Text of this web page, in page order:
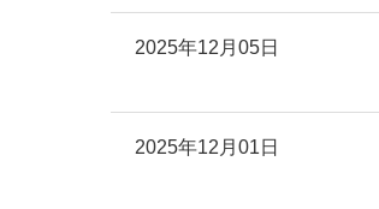
2025年12月05日
2025年12月01日